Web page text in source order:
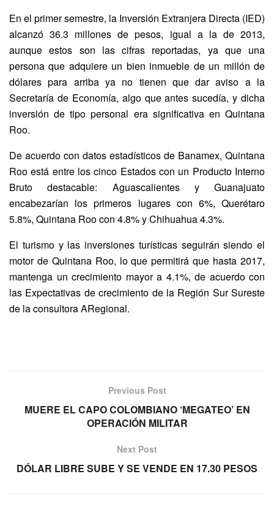
En el primer semestre, la Inversión Extranjera Directa (IED)
alcanzó 36.3 millones de pesos, igual a la de 2013,
aunque estos son las cifras reportadas, ya que una
persona que adquiere un bien inmueble de un millón de
dólares para arriba ya no tienen que dar aviso a la
Secretaría de Economía, algo que antes sucedía, y dicha
inversión de tipo personal era significativa en Quintana
Roo.
De acuerdo con datos estadísticos de Banamex, Quintana
Roo está entre los cinco Estados con un Producto Interno
Bruto destacable: Aguascalientes y Guanajuato
encabezarían los primeros lugares con 6%, Querétaro
5.8%, Quintana Roo con 4.8% y Chihuahua 4.3%.
El turismo y las inversiones turísticas seguirán siendo el
motor de Quintana Roo, lo que permitirá que hasta 2017,
mantenga un crecimiento mayor a 4.1%, de acuerdo con
las Expectativas de crecimiento de la Región Sur Sureste
de la consultora ARegional.
Previous Post
MUERE EL CAPO COLOMBIANO ‘MEGATEO’ EN
OPERACIÓN MILITAR
Next Post
DÓLAR LIBRE SUBE Y SE VENDE EN 17.30 PESOS